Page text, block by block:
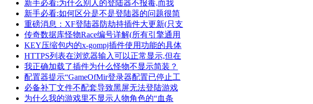
新手必看:为什么别人的登陆器不报毒,而我
新手必看:如何区分是不是登陆器的问题很简
重磅消息：XF登陆器防劫持插件大更新(只支
传奇数据库怪物Race编号详解(所有引擎通用
KEY压缩包内的x-gompj插件使用功能的具体
HTTPS列表在浏览器输入可以正常显示,但在
我正确加载了插件为什么怪物不显示简装？
配置器提示“GameOfMir登录器配置已停止工
必备补丁文件不配套导致黑屏无法登陆游戏
为什么我的游戏里不显示人物角色的“血条